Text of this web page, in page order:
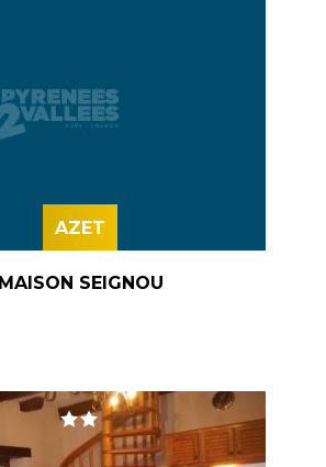
AZET
MAISON SEIGNOU